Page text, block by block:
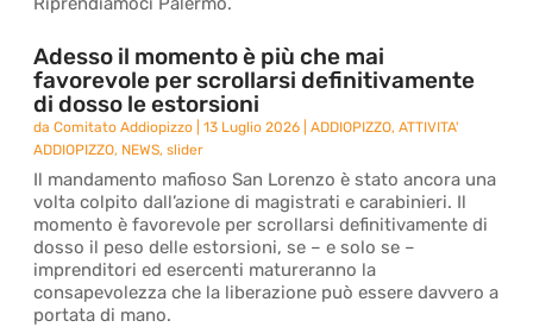
Adesso il momento è più che mai
favorevole per scrollarsi definitivamente
di dosso le estorsioni
daComitato Addiopizzo |13 Luglio 2026 |ADDIOPIZZO,ATTIVITA'
ADDIOPIZZO, NEWS,slider
Il mandamento mafioso San Lorenzo è stato ancora una
volta colpito dall’azione di magistrati e carabinieri. Il
momento è favorevole per scrollarsi definitivamente di
dosso il peso delle estorsioni, se – e solo se –
imprenditori ed esercenti matureranno la
consapevolezza che la liberazione può essere davvero a
portata di mano.